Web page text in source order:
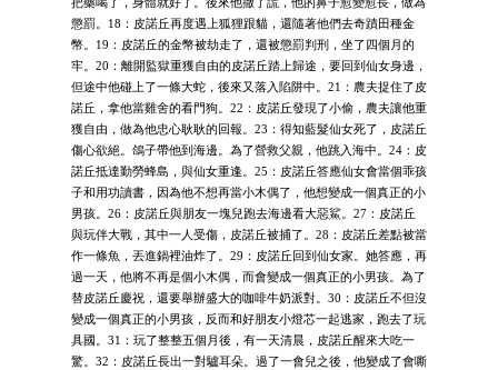
懲罰。18：皮諾丘再度遇上狐狸跟貓，還隨著他們去奇蹟田種金
幣。19：皮諾丘的金幣被劫走了，還被懲罰判刑，坐了四個月的
牢。20：離開監獄重獲自由的皮諾丘踏上歸途，要回到仙女身邊，
但途中他碰上了一條大蛇，後來又落入陷阱中。21：農夫捉住了皮
諾丘，拿他當雞舍的看門狗。22：皮諾丘發現了小偷，農夫讓他重
獲自由，做為他忠心耿耿的回報。23：得知藍髮仙女死了，皮諾丘
傷心欲絕。鴿子帶他到海邊。為了營救父親，他跳入海中。24：皮
諾丘抵達勤勞蜂島，與仙女重逢。25：皮諾丘答應仙女會當個乖孩
子和用功讀書，因為他不想再當小木偶了，他想變成一個真正的小
男孩。26：皮諾丘與朋友一塊兒跑去海邊看大惡鯊。27：皮諾丘
與玩伴大戰，其中一人受傷，皮諾丘被捕了。28：皮諾丘差點被當
作一條魚，丟進鍋裡油炸了。29：皮諾丘回到仙女家。她答應，再
過一天，他將不再是個小木偶，而會變成一個真正的小男孩。為了
替皮諾丘慶祝，還要舉辦盛大的咖啡牛奶派對。30：皮諾丘不但沒
變成一個真正的小男孩，反而和好朋友小燈芯一起逃家，跑去了玩
具國。31：玩了整整五個月後，有一天清晨，皮諾丘醒來大吃一
驚。32：皮諾丘長出一對驢耳朵。過了一會兒之後，他變成了會嘶